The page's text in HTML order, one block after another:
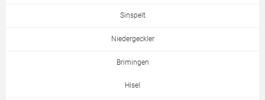
Sinspelt
Niedergeckler
Brimingen
Hisel